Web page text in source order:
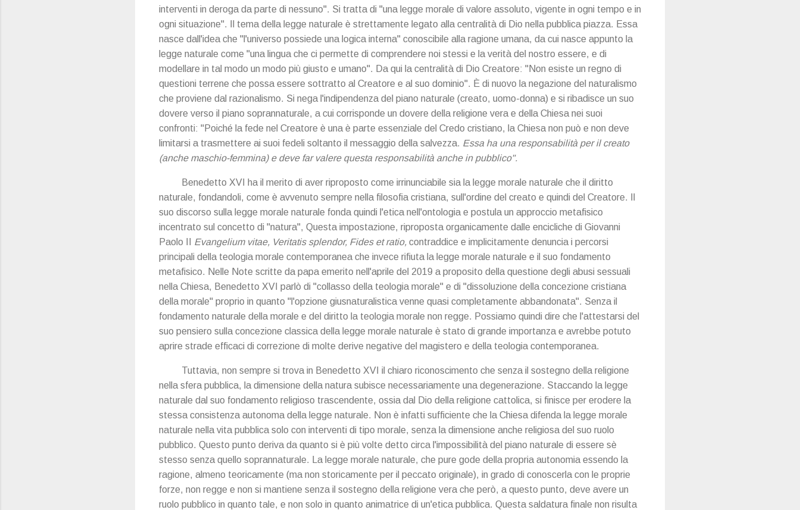
interventi in deroga da parte di nessuno". Si tratta di "una legge morale di valore assoluto, vigente in ogni tempo e in
ogni situazione". Il tema della legge naturale è strettamente legato alla centralità di Dio nella pubblica piazza. Essa
nasce dall'idea che "l'universo possiede una logica interna" conoscibile alla ragione umana, da cui nasce appunto la
legge naturale come "una lingua che ci permette di comprendere noi stessi e la verità del nostro essere, e di
modellare in tal modo un modo più giusto e umano". Da qui la centralità di Dio Creatore: "Non esiste un regno di
questioni terrene che possa essere sottratto al Creatore e al suo dominio". È di nuovo la negazione del naturalismo
che proviene dal razionalismo. Si nega l'indipendenza del piano naturale (creato, uomo-donna) e si ribadisce un suo
dovere verso il piano soprannaturale, a cui corrisponde un dovere della religione vera e della Chiesa nei suoi
confronti: "Poiché la fede nel Creatore è una è parte essenziale del Credo cristiano, la Chiesa non può e non deve
limitarsi a trasmettere ai suoi fedeli soltanto il messaggio della salvezza. Essa ha una responsabilità per il creato
(anche maschio-femmina) e deve far valere questa responsabilità anche in pubblico".
Benedetto XVI ha il merito di aver riproposto come irrinunciabile sia la legge morale naturale che il diritto
naturale, fondandoli, come è avvenuto sempre nella filosofia cristiana, sull'ordine del creato e quindi del Creatore. Il
suo discorso sulla legge morale naturale fonda quindi l'etica nell'ontologia e postula un approccio metafisico
incentrato sul concetto di "natura", Questa impostazione, riproposta organicamente dalle encicliche di Giovanni
Paolo II Evangelium vitae, Veritatis splendor, Fides et ratio, contraddice e implicitamente denuncia i percorsi
principali della teologia morale contemporanea che invece rifiuta la legge morale naturale e il suo fondamento
metafisico. Nelle Note scritte da papa emerito nell'aprile del 2019 a proposito della questione degli abusi sessuali
nella Chiesa, Benedetto XVI parlò di "collasso della teologia morale" e di "dissoluzione della concezione cristiana
della morale" proprio in quanto "l'opzione giusnaturalistica venne quasi completamente abbandonata". Senza il
fondamento naturale della morale e del diritto la teologia morale non regge. Possiamo quindi dire che l'attestarsi del
suo pensiero sulla concezione classica della legge morale naturale è stato di grande importanza e avrebbe potuto
aprire strade efficaci di correzione di molte derive negative del magistero e della teologia contemporanea.
Tuttavia, non sempre si trova in Benedetto XVI il chiaro riconoscimento che senza il sostegno della religione
nella sfera pubblica, la dimensione della natura subisce necessariamente una degenerazione. Staccando la legge
naturale dal suo fondamento religioso trascendente, ossia dal Dio della religione cattolica, si finisce per erodere la
stessa consistenza autonoma della legge naturale. Non è infatti sufficiente che la Chiesa difenda la legge morale
naturale nella vita pubblica solo con interventi di tipo morale, senza la dimensione anche religiosa del suo ruolo
pubblico. Questo punto deriva da quanto si è più volte detto circa l'impossibilità del piano naturale di essere sè
stesso senza quello soprannaturale. La legge morale naturale, che pure gode della propria autonomia essendo la
ragione, almeno teoricamente (ma non storicamente per il peccato originale), in grado di conoscerla con le proprie
forze, non regge e non si mantiene senza il sostegno della religione vera che però, a questo punto, deve avere un
ruolo pubblico in quanto tale, e non solo in quanto animatrice di un'etica pubblica. Questa saldatura finale non risulta